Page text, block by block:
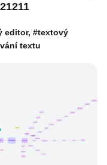
editor, #textový
textu